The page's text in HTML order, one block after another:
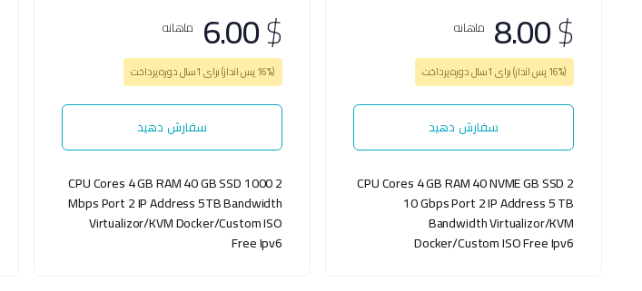
$
8.00 ماهانه
(16% پس انداز) برای 1سال دوره پرداخت
سفارش دهید
2 CPU Cores
4 GB RAM40 NVME GB SSD
10 Gbps Port2 IP Address5 TB
BandwidthVirtualizor/KVM
Docker/Custom ISOFree Ipv6
$
6.00 ماهانه
(16% پس انداز) برای 1سال دوره پرداخت
سفارش دهید
2 CPU Cores
4 GB RAM40 GB SSD1000
Mbps Port2 IP Address5TB Bandwidth
Virtualizor/KVMDocker/Custom ISO
Free Ipv6